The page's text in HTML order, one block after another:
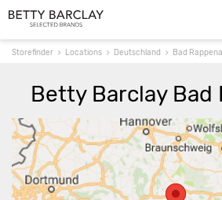
Storefinder Locations Deutschland Bad
Betty Barclay Bad